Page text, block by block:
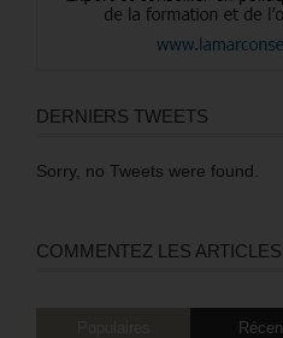
DERNIERS TWEETS
Sorry, no Tweets were found.
COMMENTEZ LES